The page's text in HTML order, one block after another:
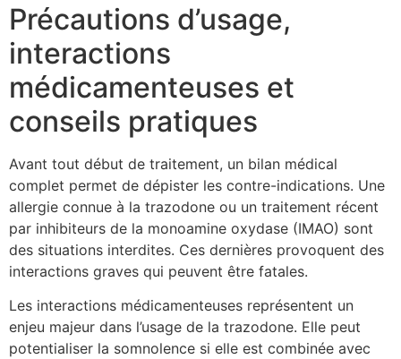
Précautions d’usage,
interactions
médicamenteuses et
conseils pratiques
Avant tout début de traitement, un bilan médical
complet permet de dépister les contre-indications. Une
allergie connue à la trazodone ou un traitement récent
par inhibiteurs de la monoamine oxydase (IMAO) sont
des situations interdites. Ces dernières provoquent des
interactions graves qui peuvent être fatales.
Les interactions médicamenteuses représentent un
enjeu majeur dans l’usage de la trazodone. Elle peut
potentialiser la somnolence si elle est combinée avec